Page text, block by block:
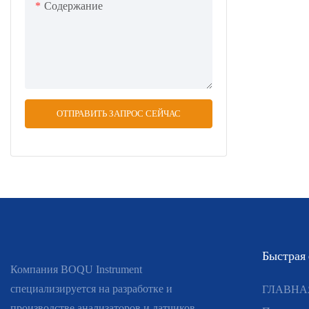
Содержание
ОТПРАВИТЬ ЗАПРОС СЕЙЧАС
Компания BOQU Instrument
специализируется на разработке и
Быстрая